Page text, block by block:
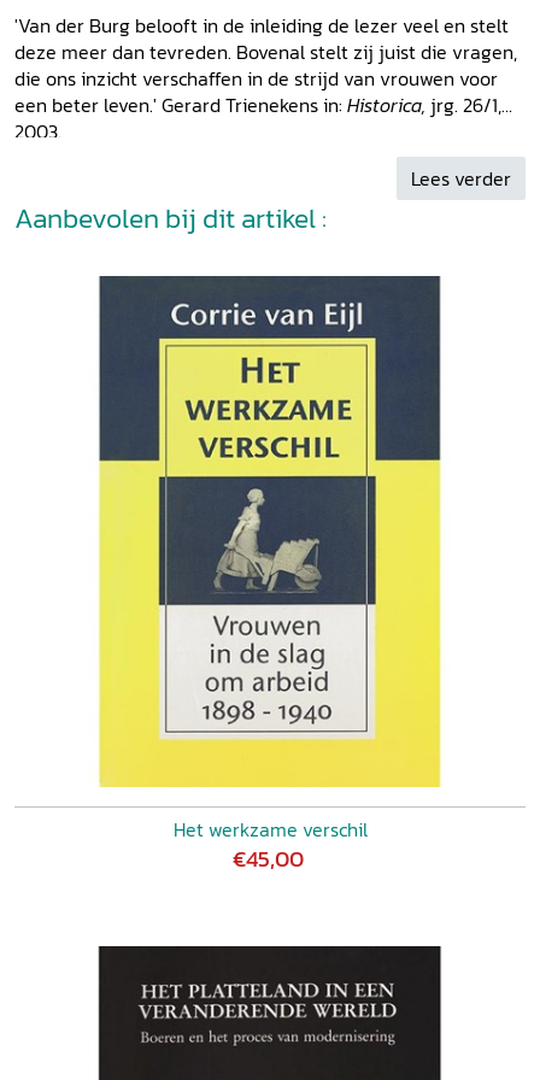
'Van der Burg belooft in de inleiding de lezer veel en stelt
deze meer dan tevreden. Bovenal stelt zij juist die vragen,
die ons inzicht verschaffen in de strijd van vrouwen voor
een beter leven.' Gerard Trienekens in: Historica, jrg. 26/1,
2003.
Lees verder
Aanbevolen bij dit artikel :
Het werkzame verschil
€45,00